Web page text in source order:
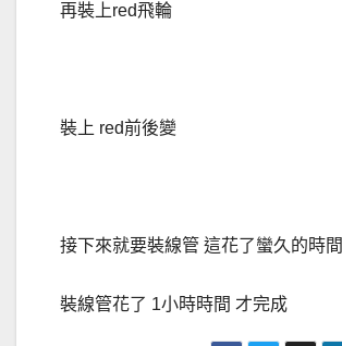
再裝上red飛輪
裝上 red前後變
接下來就要裝線管 這花了蠻久的時間
裝線管花了 1小時時間 才完成